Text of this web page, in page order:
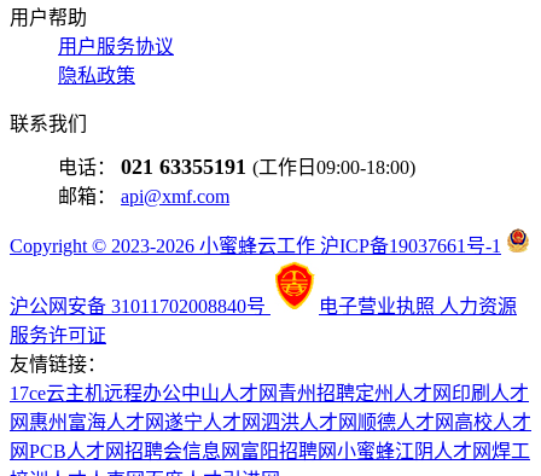
用户帮助
用户服务协议
隐私政策
联系我们
电话： 021 63355191 (工作日09:00-18:00)
邮箱： api@xmf.com
Copyright © 2023-2026 小蜜蜂云工作 沪ICP备19037661号-1
沪公网安备 31011702008840号 电子营业执照 人力资源
服务许可证
友情链接：
17ce云主机远程办公中山人才网 青州招聘定州人才网 印刷人才
网 惠州富海人才网遂宁人才网泗洪人才网 顺德人才网 高校人才
网PCB人才网招聘会信息网 富阳招聘网小蜜蜂江阴人才网焊工